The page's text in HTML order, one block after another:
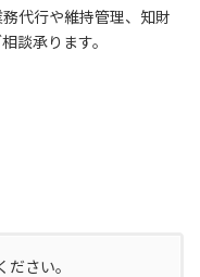
代行や維持管理、知財
談承ります。
さい。